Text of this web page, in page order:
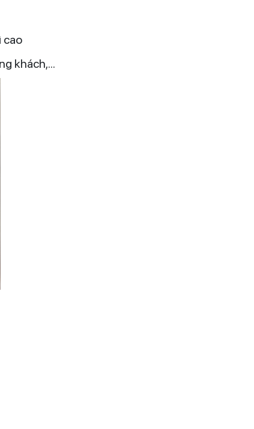
cao
khách,...